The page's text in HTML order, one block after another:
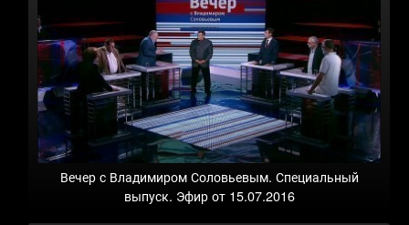
Вечер с Владимиром Соловьевым. Специальный
выпуск. Эфир от 15.07.2016